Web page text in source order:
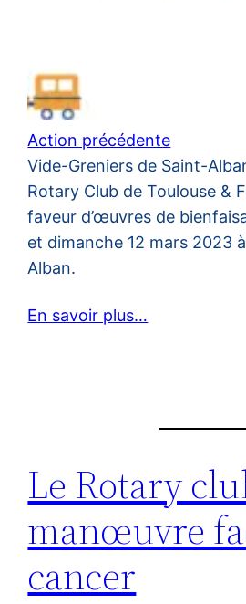
Action précédente
Vide-Greniers de Saint-
Rotary Club de Toulouse &
faveur d’œuvres de
et dimanche 12 mars 2023
Alban.
En savoir plus…
Le Rotary
manœuvre
cancer